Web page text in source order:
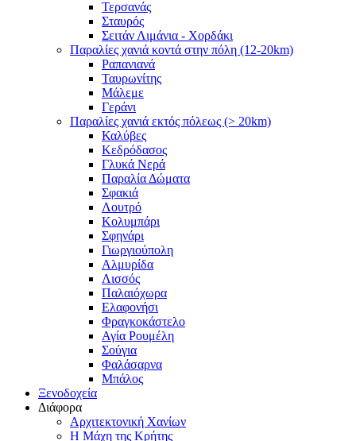
Τερσανάς
Σταυρός
Σειτάν Λιμάνια - Χορδάκι
Παραλίες χανιά κοντά στην πόλη (12-20km)
Ραπανιανά
Ταυρωνίτης
Μάλεμε
Γεράνι
Παραλίες χανιά εκτός πόλεως (> 20km)
Καλύβες
Κεδρόδασος
Γλυκά Νερά
Παραλία Δώματα
Σφακιά
Λουτρό
Κολυμπάρι
Σφηνάρι
Γιωργιούπολη
Αλμυρίδα
Λισσός
Παλαιόχωρα
Ελαφονήσι
Φραγκοκάστελο
Αγία Ρουμέλη
Σούγια
Φαλάσαρνα
Μπάλος
Ξενοδοχεία
Διάφορα
Αρχιτεκτονική Χανίων
Η Μάχη της Κρήτης